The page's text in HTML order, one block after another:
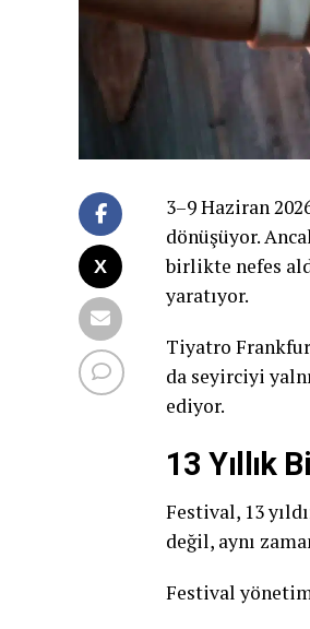
3–9 Haziran
dönüşüyor.
birlikte nefes
yaratıyor.
Tiyatro
da seyirciyi
ediyor.
13 Yıllık
Festival, 13
değil, aynı
Festival